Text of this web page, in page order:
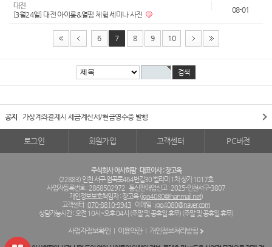
대전
[3월24일] 대전 아이롱&열펌 체험 세미나 사진
08-01
6 7 8 9 10
공지 가상계좌결제시 세금계산서/현금영수증 발행
로그인 회원가입 고객센터 PC버전
주식회사 아사히팜
대표이사 : 장고옥
(22883) 인천 서구 염곡로464번길30 벨라미 1차 상가 1017호
사업자등록번호 : 2868502972 통신판매업신고 : 2025-인천서구-3807
개인정보보호책임자 : 장고옥 (jgo4080@hanmail.net)
고객센터 :070-8810-9943 이메일 : jgo4080@naver.com
상담가능시간 : 오전 10시~오후 04시 (주말 및 공휴일 휴무) (주말 및 공휴일 휴무)
사업자정보확인 이용약관 개인정보처리방침